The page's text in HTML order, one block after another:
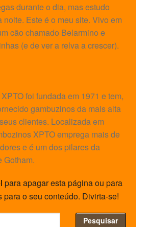
durante o dia, mas estudo
noite. Este é o meu site. Vivo em
cão chamado Belarmino e
(e de ver a relva a crescer).
foi fundada em 1971 e tem,
gambuzinos da mais alta
clientes. Localizada em
XPTO emprega mais de
e é um dos pilares da
Gotham.
para apagar esta página ou para
para o seu conteúdo. Divirta-se!